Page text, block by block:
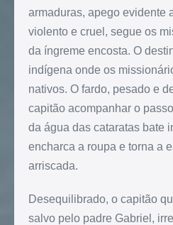
armaduras, apego evidente
violento e cruel, segue os
da íngreme encosta. O
indígena onde os
nativos. O fardo, pesado e
capitão acompanhar o
da água das cataratas bate
encharca a roupa e torna a
arriscada.
Desequilibrado, o capitão
salvo pelo padre Gabriel,